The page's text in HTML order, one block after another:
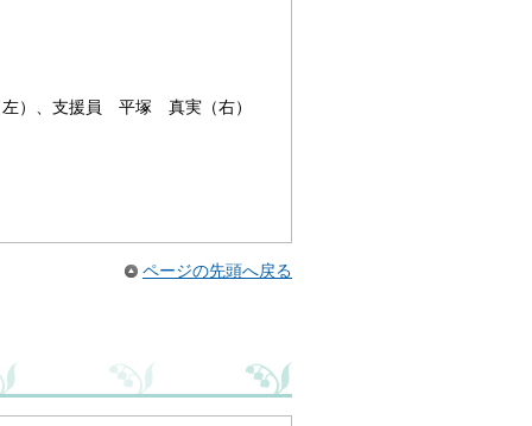
）、支援員 平塚 真実（右）
ページの先頭へ戻る